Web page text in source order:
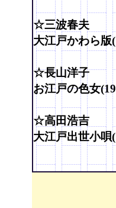
☆三波春夫
大江戸かわら版
☆長山洋子
お江戸の色女
☆高田浩吉
大江戸出世小唄